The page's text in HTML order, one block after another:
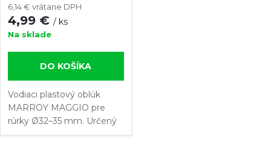
6,14 € vrátane DPH
4,99 € / ks
Na sklade
DO KOŠÍKA
Vodiaci plastový oblúk
MARROY MAGGIO pre
rúrky Ø32–35 mm. Určený
na bezpečné vyvedenie